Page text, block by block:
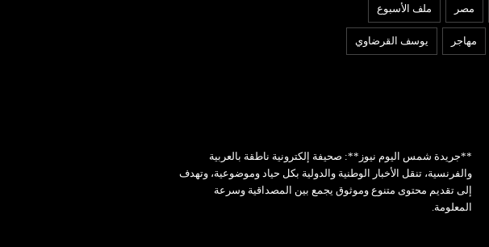
مصر ملف الأسبوع
مهاجر يوسف القرضاوي
**جريدة شمس اليوم نيوز**: صحيفة إلكترونية ناطقة بالعربية
والفرنسية، تنقل الأخبار الوطنية والدولية بكل حياد وموضوعية، وتهدف
إلى تقديم محتوى متنوع وموثوق يجمع بين المصداقية وسرعة
المعلومة.